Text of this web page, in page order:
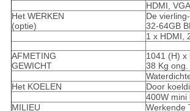
HDMI,
Het WERKEN
(optie)
De
32-64GB
1 x HDMI,
AFMETING
GEWICHT
1041 (H) x
38 Kg ong.
Het KOELEN
Door
400W mini
MILIEU
Werkende